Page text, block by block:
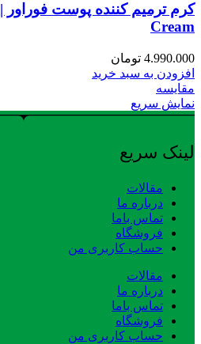
Cream
4.990.000 تومان
افزودن به سبد خرید
مقایسه
نمایش سریع
لینک سریع
مقالات
درباره ما
تماس باما
فروشگاه
حساب کاربری من
مقالات
درباره ما
تماس باما
فروشگاه
حساب کاربری من